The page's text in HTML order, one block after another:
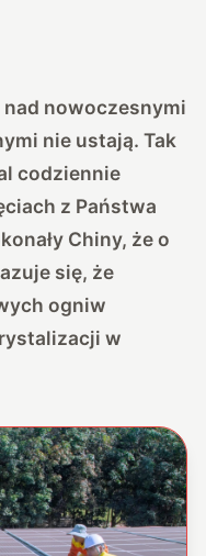
nowoczesnymi
nie ustają. Tak
codziennie
z Państwa
Chiny, że o
się, że
ogniw
w